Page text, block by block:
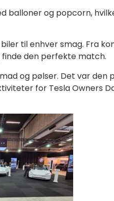
balloner og popcorn,
til enhver smag. Fra
finde den perfekte match.
og pølser. Det var den
for Tesla Owners